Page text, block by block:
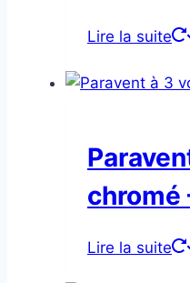
Lire la suite
chromé
Lire la suite